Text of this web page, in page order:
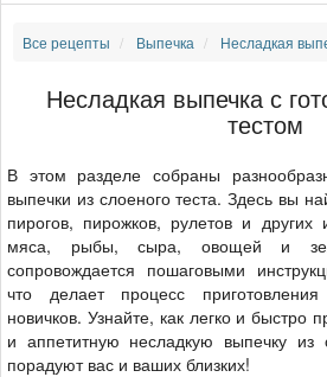
Все рецепты Выпечка Несладкая
Несладкая выпечка с
тестом
В этом разделе собраны
выпечки из слоеного теста. Здесь вы
пирогов, пирожков, рулетов и
мяса, рыбы, сыра, овощей и
сопровождается пошаговыми
что делает процесс
новичков. Узнайте, как легко и быстро
и аппетитную несладкую выпечку из
порадуют вас и ваших близких!